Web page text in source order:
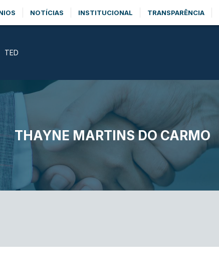
NOTÍCIAS INSTITUCIONAL TRANSPARÊNCIA
TED
THAYNE MARTINS DO CARMO